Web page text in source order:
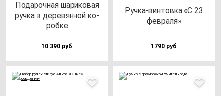
Пода­роч­ная ша­ри­ко­вая
руч­ка в де­ре­вян­ной ко­
роб­ке
10 390 руб
Руч­ка-вин­тов­ка «С 23
фев­ра­ля»
1790 руб